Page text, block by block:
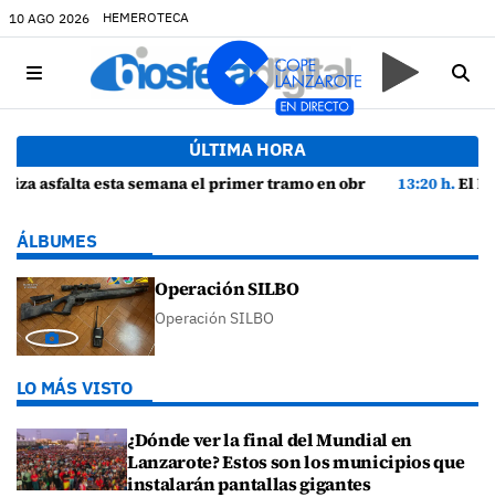
10 AGO 2026 HEMEROTECA
ÚLTIMA HORA
en obras de la Avenida Papagayo con 65 nuevas plazas de aparcamiento
13:20 h.El Bebedero reescribe la historia más
ÁLBUMES
Operación SILBO
Operación SILBO
LO MÁS VISTO
¿Dónde ver la final del Mundial en
Lanzarote? Estos son los municipios que
instalarán pantallas gigantes